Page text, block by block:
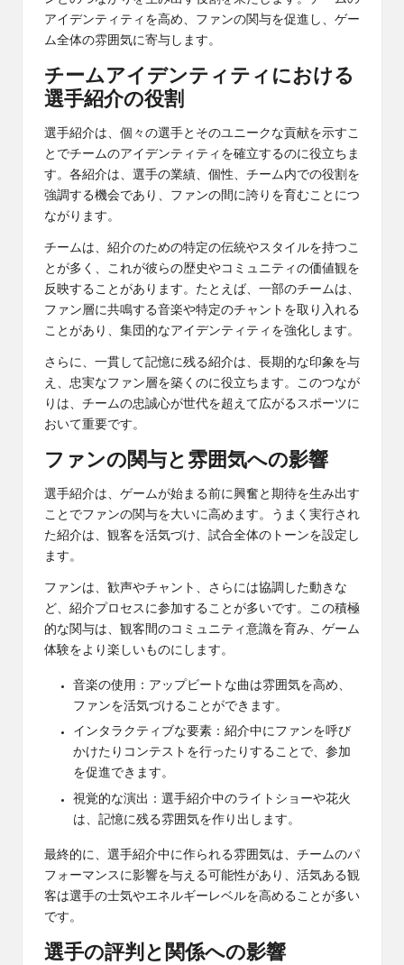
アイデンティティを高め、ファンの関与を促進し、ゲー
ム全体の雰囲気に寄与します。
チームアイデンティティにおける
選手紹介の役割
選手紹介は、個々の選手とそのユニークな貢献を示すこ
とでチームのアイデンティティを確立するのに役立ちま
す。各紹介は、選手の業績、個性、チーム内での役割を
強調する機会であり、ファンの間に誇りを育むことにつ
ながります。
チームは、紹介のための特定の伝統やスタイルを持つこ
とが多く、これが彼らの歴史やコミュニティの価値観を
反映することがあります。たとえば、一部のチームは、
ファン層に共鳴する音楽や特定のチャントを取り入れる
ことがあり、集団的なアイデンティティを強化します。
さらに、一貫して記憶に残る紹介は、長期的な印象を与
え、忠実なファン層を築くのに役立ちます。このつなが
りは、チームの忠誠心が世代を超えて広がるスポーツに
おいて重要です。
ファンの関与と雰囲気への影響
選手紹介は、ゲームが始まる前に興奮と期待を生み出す
ことでファンの関与を大いに高めます。うまく実行され
た紹介は、観客を活気づけ、試合全体のトーンを設定し
ます。
ファンは、歓声やチャント、さらには協調した動きな
ど、紹介プロセスに参加することが多いです。この積極
的な関与は、観客間のコミュニティ意識を育み、ゲーム
体験をより楽しいものにします。
音楽の使用：アップビートな曲は雰囲気を高め、
ファンを活気づけることができます。
インタラクティブな要素：紹介中にファンを呼び
かけたりコンテストを行ったりすることで、参加
を促進できます。
視覚的な演出：選手紹介中のライトショーや花火
は、記憶に残る雰囲気を作り出します。
最終的に、選手紹介中に作られる雰囲気は、チームのパ
フォーマンスに影響を与える可能性があり、活気ある観
客は選手の士気やエネルギーレベルを高めることが多い
です。
選手の評判と関係への影響